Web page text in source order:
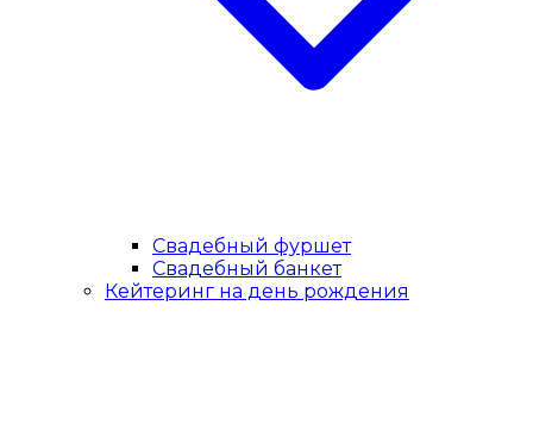
Свадебный фуршет
Свадебный банкет
Кейтеринг на день рождения